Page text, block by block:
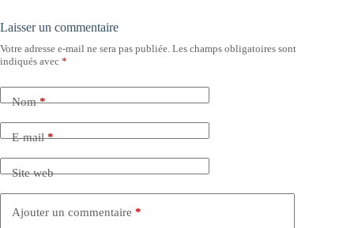
Laisser un commentaire
Votre adresse e-mail ne sera pas publiée. Les champs obligatoires sont
indiqués avec *
Nom*
E-mail*
Site web
Ajouter un commentaire *